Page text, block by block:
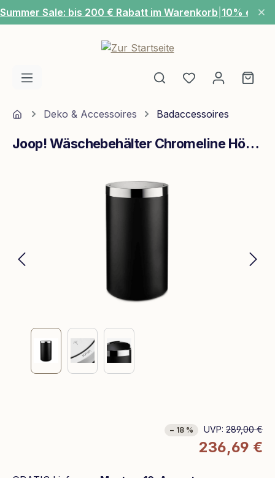
Zum Hauptinhalt springen
Summer Sale: bis 200 € Rabatt im Warenkorb 10% extra
Du hast 0
HomeDeko & Accessoires Badaccessoires
Joop! Wäschebehälter Chromeline Höhe 35 cm Chrom Schwarz
− 18 % UVP: 289,00 €
236,69 €